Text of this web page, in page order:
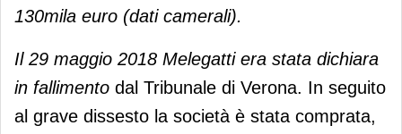
130mila euro (dati camerali).
Il 29 maggio 2018 Melegatti era stata dichiara
in fallimento dal Tribunale di Verona. In seguito
al grave dissesto la società è stata comprata,